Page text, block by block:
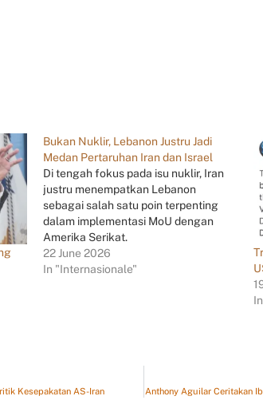
Bukan Nuklir, Lebanon Justru Jadi
Medan Pertaruhan Iran dan Israel
Di tengah fokus pada isu nuklir, Iran
justru menempatkan Lebanon
sebagai salah satu poin terpenting
dalam implementasi MoU dengan
Amerika Serikat.
22 June 2026
In "Internasionale"
Kesepakatan AS-Iran Anthony Aguilar Ceritakan